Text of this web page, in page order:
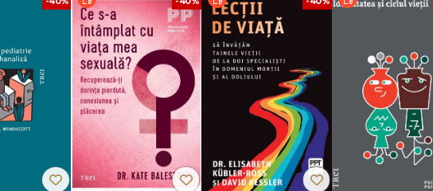
și cărţi de specialitate, care au devenit de referință în domeniu. Deţine specializări în
sportului, fiind printre primii reprezentanți ai mediului academic românesc care au
utilizării hipnozei clinice.
doctor în psihologie și sociologie. Este formator și supervizor în psihoterapie cognitiv-
în alte școli de terapie (analitică, hipnoză ericksoniană, NLP).
resursele interioare de care dispun, ei ignorând faptul că există o cale de a intra în
sănătatea şi pentru a se autoperfecţiona fizic şi psihic. [...] Înţelepţii orientali spuneau că
câtva timp, dar, dacă îl învăţăm să pescuiască, el va fi capabil să-şi procure hrana pentru
prin intermediul hipnozei şi apoi al autohipnozei, cum să se vindece şi să rămână